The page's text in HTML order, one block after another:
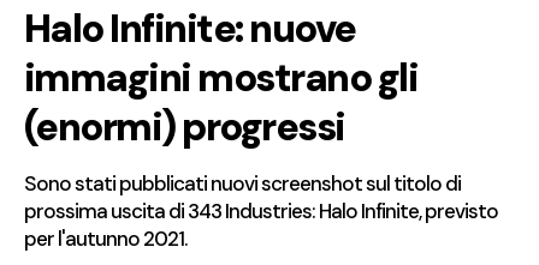
Halo Infinite: nuove
immagini mostrano gli
(enormi) progressi
Sono stati pubblicati nuovi screenshot sul titolo di
prossima uscita di 343 Industries: Halo Infinite, previsto
per l'autunno 2021.